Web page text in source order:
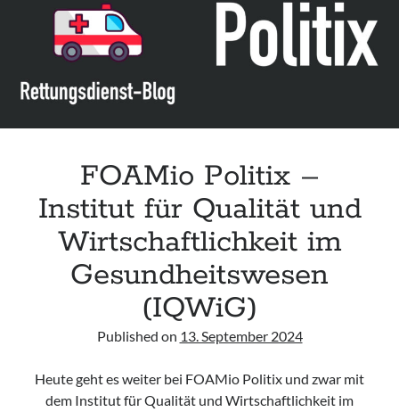
Transparenz
im
Gesundheitswesen
FOAMio Politix –
Institut für Qualität und
Wirtschaftlichkeit im
Gesundheitswesen
(IQWiG)
Published on 13. September 2024
Heute geht es weiter bei FOAMio Politix und zwar mit
dem Institut für Qualität und Wirtschaftlichkeit im